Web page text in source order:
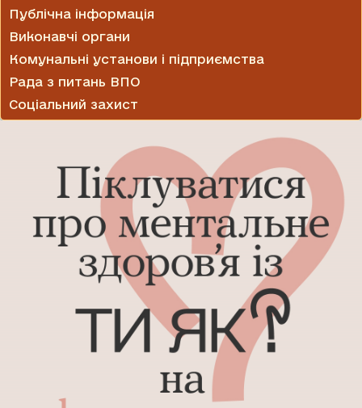
Публічна інформація
Виконавчі органи
Комунальні установи і підприємства
Рада з питань ВПО
Соціальний захист